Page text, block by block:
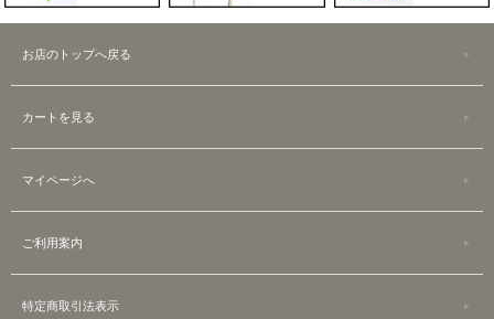
お店のトップへ戻る
カートを見る
マイページへ
ご利用案内
特定商取引法表示